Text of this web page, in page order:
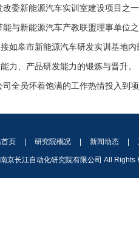
改委新能源汽车实训室建设项目之
与新能源汽车产教联盟理事单
如皋市新能源汽车研发实训基地
力、产品研发能力的锻炼与晋升。
全员怀着饱满的工作热情投入到
首页 研究院概况 新闻动态
京长江自动化研究院有限公司 All Rights